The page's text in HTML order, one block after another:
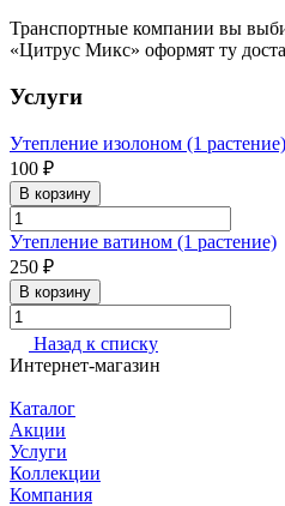
Транспортные компании вы
«Цитрус Микс» оформят ту
Услуги
Утепление изолоном (1 растение)
100 ₽
В корзину
Утепление ватином (1 растение)
250 ₽
В корзину
Назад к списку
Интернет-магазин
Каталог
Акции
Услуги
Коллекции
Компания